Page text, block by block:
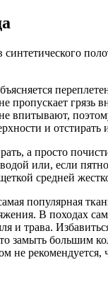
пропускает грязь
впитывают,
и отстирать
а просто
или, если
средней
популярная
В походах
и трава.
замыть большим
не рекомендуется,